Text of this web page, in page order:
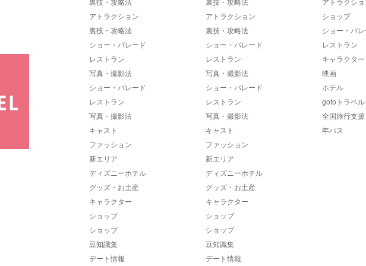
裏技・攻略法
アトラクション
裏技・攻略法
ショー・パレード
レストラン
写真・撮影法
ショー・パレード
レストラン
写真・撮影法
キャスト
ファッション
新エリア
ディズニーホテル
グッズ・お土産
キャラクター
ショップ
ショップ
豆知識集
デート情報
裏技・攻略法
アトラクション
裏技・攻略法
ショー・パレード
レストラン
写真・撮影法
ショー・パレード
レストラン
写真・撮影法
キャスト
ファッション
新エリア
ディズニーホテル
グッズ・お土産
キャラクター
ショップ
ショップ
豆知識集
デート情報
アトラクシ
ショップ
ショー・パ
レストラン
キャラクター
映画
ホテル
gotoトラベル
全国旅行支援
年パス